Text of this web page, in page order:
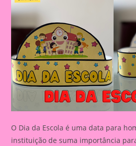
O Dia da Escola é uma data para
instituição de suma importância